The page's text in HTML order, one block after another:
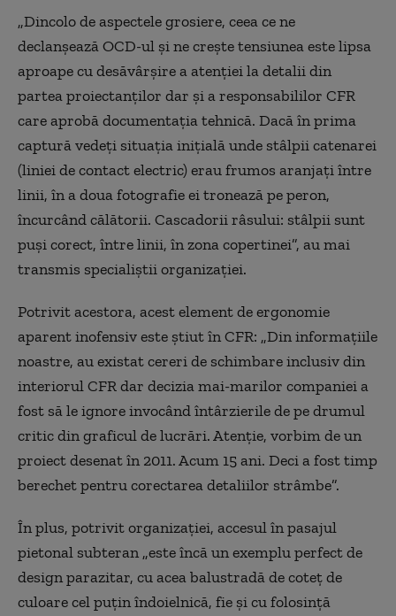
„Dincolo de aspectele grosiere, ceea ce ne
declanşează OCD-ul şi ne creşte tensiunea este lipsa
aproape cu desăvârşire a atenţiei la detalii din
partea proiectanţilor dar şi a responsabililor CFR
care aprobă documentaţia tehnică. Dacă în prima
captură vedeţi situaţia iniţială unde stâlpii catenarei
(liniei de contact electric) erau frumos aranjaţi între
linii, în a doua fotografie ei tronează pe peron,
încurcând călătorii. Cascadorii râsului: stâlpii sunt
puşi corect, între linii, în zona copertinei”, au mai
transmis specialiştii organizaţiei.
Potrivit acestora, acest element de ergonomie
aparent inofensiv este ştiut în CFR: „Din informaţiile
noastre, au existat cereri de schimbare inclusiv din
interiorul CFR dar decizia mai-marilor companiei a
fost să le ignore invocând întârzierile de pe drumul
critic din graficul de lucrări. Atenţie, vorbim de un
proiect desenat în 2011. Acum 15 ani. Deci a fost timp
berechet pentru corectarea detaliilor strâmbe”.
În plus, potrivit organizaţiei, accesul în pasajul
pietonal subteran „este încă un exemplu perfect de
design parazitar, cu acea balustradă de coteţ de
culoare cel puţin îndoielnică, fie şi cu folosinţă